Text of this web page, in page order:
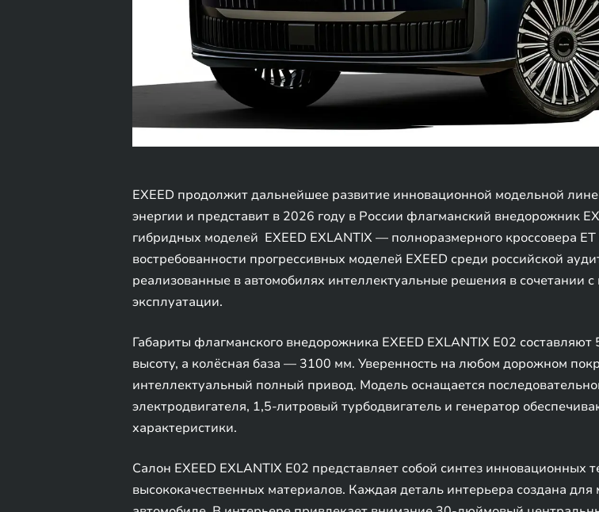
EXEED продолжит дальнейшее развитие инновационной модельной
энергии и представит в 2026 году в России флагманский внедорожник
гибридных моделей EXEED EXLANTIX — полноразмерного кроссовера ET
востребованности прогрессивных моделей EXEED среди российской
реализованные в автомобилях интеллектуальные решения в сочетании
эксплуатации.
Габариты флагманского внедорожника EXEED EXLANTIX E02
высоту, а колёсная база — 3100 мм. Уверенность на любом дорожном
интеллектуальный полный привод. Модель оснащается
электродвигателя, 1,5-литровый турбодвигатель и генератор
характеристики.
Салон EXEED EXLANTIX E02 представляет собой синтез инновационных
высококачественных материалов. Каждая деталь интерьера создана